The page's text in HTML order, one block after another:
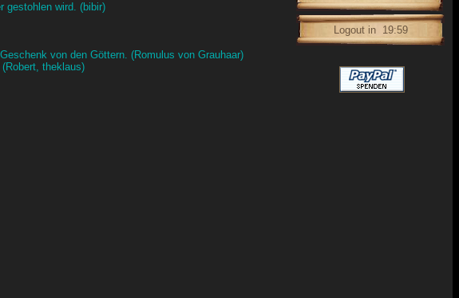
gestohlen wird. (bibir)
von den Göttern. (Romulus von Grauhaar)
theklaus)